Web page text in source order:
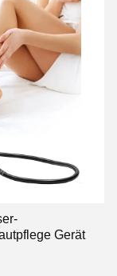
Gerät